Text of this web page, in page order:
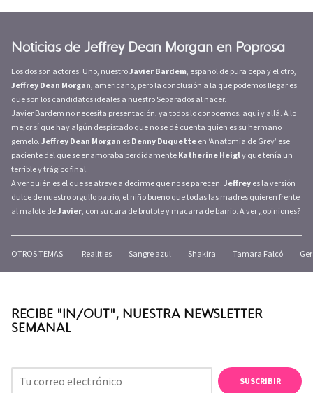
Noticias de Jeffrey Dean Morgan en Poprosa
Los dos son actores. Uno, nuestroJavier Bardem, español de pura cepa y el otro,
Jeffrey Dean Morgan, americano, pero la conclusión a la que podemos llegar es
que son los candidatos ideales a nuestro Separados al nacer.
Javier Bardem no necesita presentación, ya todos lo conocemos, aquí y allá. A lo
mejor sí que hay algún despistado que no se dé cuenta quien es su hermano
gemelo. Jeffrey Dean Morgan es Denny Duquette en ‘Anatomia de Grey’ ese
paciente del que se enamoraba perdidamente Katherine Heigly que tenía un
terrible y trágico final.
A ver quién es el que se atreve a decirme que no se parecen. Jeffrey es la versión
dulce de nuestro orgullo patrio, el niño bueno que todas las madres quieren frente
al malote deJavier, con su cara de brutote y macarra de barrio. A ver ¿opiniones?
OTROS TEMAS: Realities Sangre azul Shakira Tamara Falcó
RECIBE "IN/OUT", NUESTRA NEWSLETTER
SEMANAL
SUSCRIBIR